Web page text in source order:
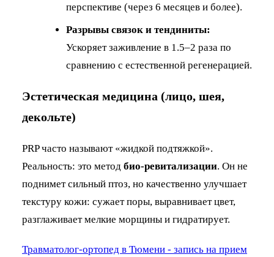
перспективе (через 6 месяцев и более).
Разрывы связок и тендиниты:
Ускоряет заживление в 1.5–2 раза по
сравнению с естественной регенерацией.
Эстетическая медицина (лицо, шея,
декольте)
PRP часто называют «жидкой подтяжкой».
Реальность: это метод био-ревитализации. Он не
поднимет сильный птоз, но качественно улучшает
текстуру кожи: сужает поры, выравнивает цвет,
разглаживает мелкие морщины и гидратирует.
Травматолог-ортопед в Тюмени - запись на прием